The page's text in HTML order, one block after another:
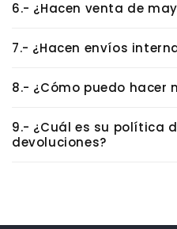
a
b
l
e
6.- ¿Hacen venta de
7.- ¿Hacen envíos
8.- ¿Cómo puedo hacer
9.- ¿Cuál es su política
devoluciones?